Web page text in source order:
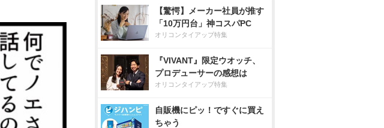
【驚愕】メーカー社員が推す
「10万円台」神コスパPC
オリコンタイアップ特集
『VIVANT』限定ウオッチ、
プロデューサーの感想は
オリコンタイアップ特集
自販機にピッ！ですぐに買え
ちゃう